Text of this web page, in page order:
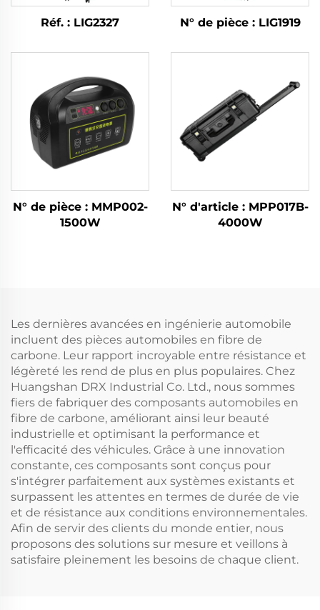
Réf. : LIG2327 N° de pièce : LIG1919
N° de pièce : MMP002-
1500W
N° d'article : MPP017B-
4000W
Les dernières avancées en ingénierie automobile
incluent des pièces automobiles en fibre de
carbone. Leur rapport incroyable entre résistance et
légèreté les rend de plus en plus populaires. Chez
Huangshan DRX Industrial Co. Ltd., nous sommes
fiers de fabriquer des composants automobiles en
fibre de carbone, améliorant ainsi leur beauté
industrielle et optimisant la performance et
l'efficacité des véhicules. Grâce à une innovation
constante, ces composants sont conçus pour
s'intégrer parfaitement aux systèmes existants et
surpassent les attentes en termes de durée de vie
et de résistance aux conditions environnementales.
Afin de servir des clients du monde entier, nous
proposons des solutions sur mesure et veillons à
satisfaire pleinement les besoins de chaque client.